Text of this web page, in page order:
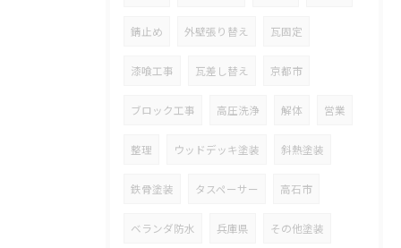
錆止め 外壁張り替え 瓦固定
漆喰工事 瓦差し替え 京都市
ブロック工事 高圧洗浄 解体 営業
整理 ウッドデッキ塗装 斜熱塗装
鉄骨塗装 タスペーサー 高石市
ベランダ防水 兵庫県 その他塗装